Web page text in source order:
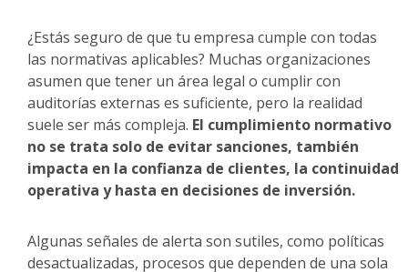
¿Estás seguro de que tu empresa cumple con todas
las normativas aplicables? Muchas organizaciones
asumen que tener un área legal o cumplir con
auditorías externas es suficiente, pero la realidad
suele ser más compleja. El cumplimiento normativo
no se trata solo de evitar sanciones, también
impacta en la confianza de clientes, la continuidad
operativa y hasta en decisiones de inversión.
Algunas señales de alerta son sutiles, como políticas
desactualizadas, procesos que dependen de una sola